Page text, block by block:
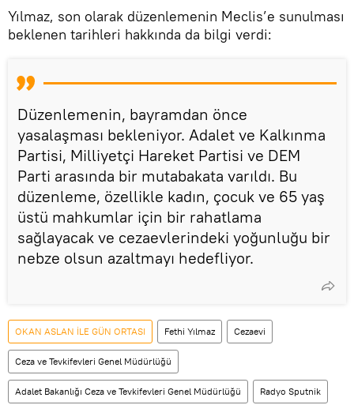
Yılmaz, son olarak düzenlemenin Meclis’e sunulması
beklenen tarihleri hakkında da bilgi verdi:
Düzenlemenin, bayramdan önce
yasalaşması bekleniyor. Adalet ve Kalkınma
Partisi, Milliyetçi Hareket Partisi ve DEM
Parti arasında bir mutabakata varıldı. Bu
düzenleme, özellikle kadın, çocuk ve 65 yaş
üstü mahkumlar için bir rahatlama
sağlayacak ve cezaevlerindeki yoğunluğu bir
nebze olsun azaltmayı hedefliyor.
OKAN ASLAN İLE GÜN ORTASI Fethi Yılmaz Cezaevi
Ceza ve Tevkifevleri Genel Müdürlüğü
Adalet Bakanlığı Ceza ve Tevkifevleri Genel Müdürlüğü Radyo Sputnik